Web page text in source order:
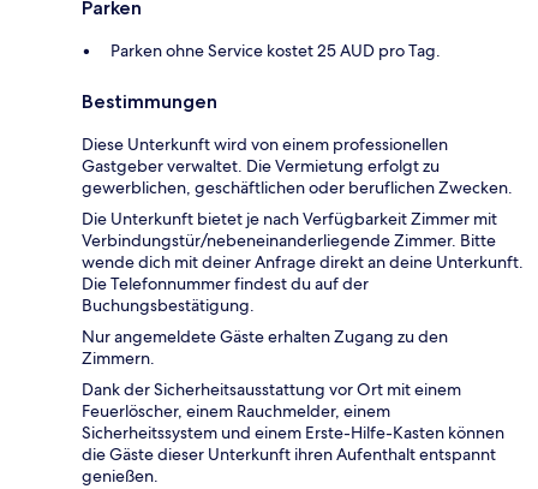
Parken
Parken ohne Service kostet 25 AUD pro Tag.
Bestimmungen
Diese Unterkunft wird von einem professionellen
Gastgeber verwaltet. Die Vermietung erfolgt zu
gewerblichen, geschäftlichen oder beruflichen Zwecken.
Die Unterkunft bietet je nach Verfügbarkeit Zimmer mit
Verbindungstür/nebeneinanderliegende Zimmer. Bitte
wende dich mit deiner Anfrage direkt an deine Unterkunft.
Die Telefonnummer findest du auf der
Buchungsbestätigung.
Nur angemeldete Gäste erhalten Zugang zu den
Zimmern.
Dank der Sicherheitsausstattung vor Ort mit einem
Feuerlöscher, einem Rauchmelder, einem
Sicherheitssystem und einem Erste-Hilfe-Kasten können
die Gäste dieser Unterkunft ihren Aufenthalt entspannt
genießen.